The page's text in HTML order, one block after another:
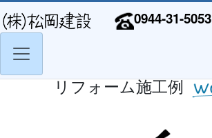
0944-31-5053
リフォーム施工例